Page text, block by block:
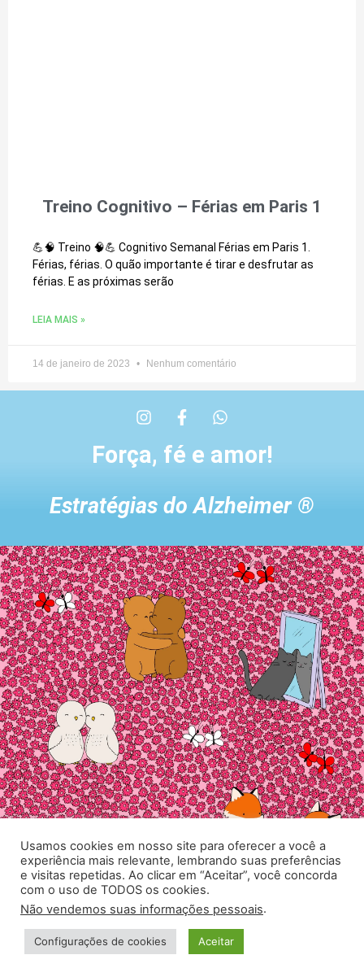
Treino Cognitivo – Férias em Paris 1
💪🧠 Treino 🧠💪 Cognitivo Semanal Férias em Paris 1.
Férias, férias. O quão importante é tirar e desfrutar as
férias. E as próximas serão
LEIA MAIS »
14 de janeiro de 2023 Nenhum comentário
Força, fé e amor!
Estratégias do Alzheimer ®
Usamos cookies em nosso site para oferecer a você a
experiência mais relevante, lembrando suas preferências
e visitas repetidas. Ao clicar em “Aceitar”, você concorda
com o uso de TODOS os cookies.
Não vendemos suas informações pessoais.
Configurações de cookies Aceitar